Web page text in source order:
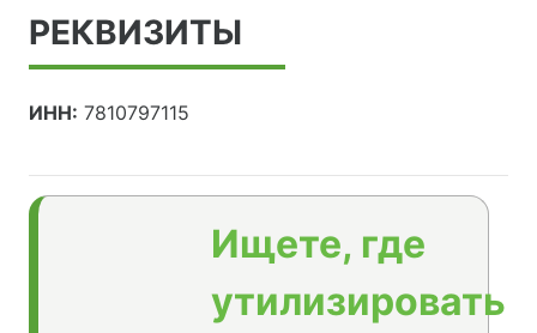
РЕКВИЗИТЫ
ИНН: 7810797115
Ищете, где
утилизировать